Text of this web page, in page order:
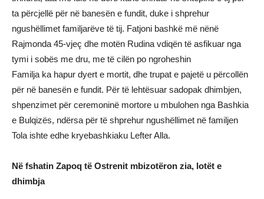
ta përcjellë për në banesën e fundit, duke i shprehur
ngushëllimet familjarëve të tij. Fatjoni bashkë më nënë
Rajmonda 45-vjeç dhe motën Rudina vdiqën të asfikuar nga
tymi i sobës me dru, me të cilën po ngroheshin
Familja ka hapur dyert e mortit, dhe trupat e pajetë u përcollën
për në banesën e fundit. Për të lehtësuar sadopak dhimbjen,
shpenzimet për ceremoninë mortore u mbulohen nga Bashkia
e Bulqizës, ndërsa për të shprehur ngushëllimet në familjen
Tola ishte edhe kryebashkiaku Lefter Alla.
Në fshatin Zapoq të Ostrenit mbizotëron zia, lotët e
dhimbja